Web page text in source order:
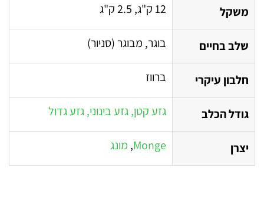
משקל 12 ק"ג, 2.5 ק"ג
שלב בחיים בוגר, מבוגר (סניור)
חלבון עיקרי ברווז
גודל הכלב גזע קטן, גזע בינוני, גזע גדול
יצרן Monge
, מונג